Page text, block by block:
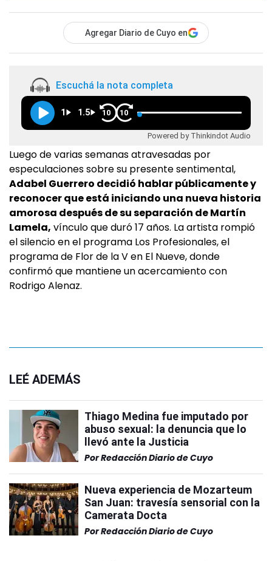
Agregar Diario de Cuyo en
Escuchá la nota completa
1 1.5 10 10
Powered by Thinkindot Audio
Luego de varias semanas atravesadas por
especulaciones sobre su presente sentimental,
Adabel Guerrero decidió hablar públicamente y
reconocer que está iniciando una nueva historia
amorosa después de su separación de Martín
Lamela, vínculo que duró 17 años. La artista rompió
el silencio en el programa Los Profesionales, el
programa de Flor de la V en El Nueve, donde
confirmó que mantiene un acercamiento con
Rodrigo Alenaz.
LEÉ ADEMÁS
Thiago Medina fue imputado por
abuso sexual: la denuncia que lo
llevó ante la Justicia
PorRedacción Diario de Cuyo
Nueva experiencia de Mozarteum
San Juan: travesía sensorial con la
Camerata Docta
PorRedacción Diario de Cuyo